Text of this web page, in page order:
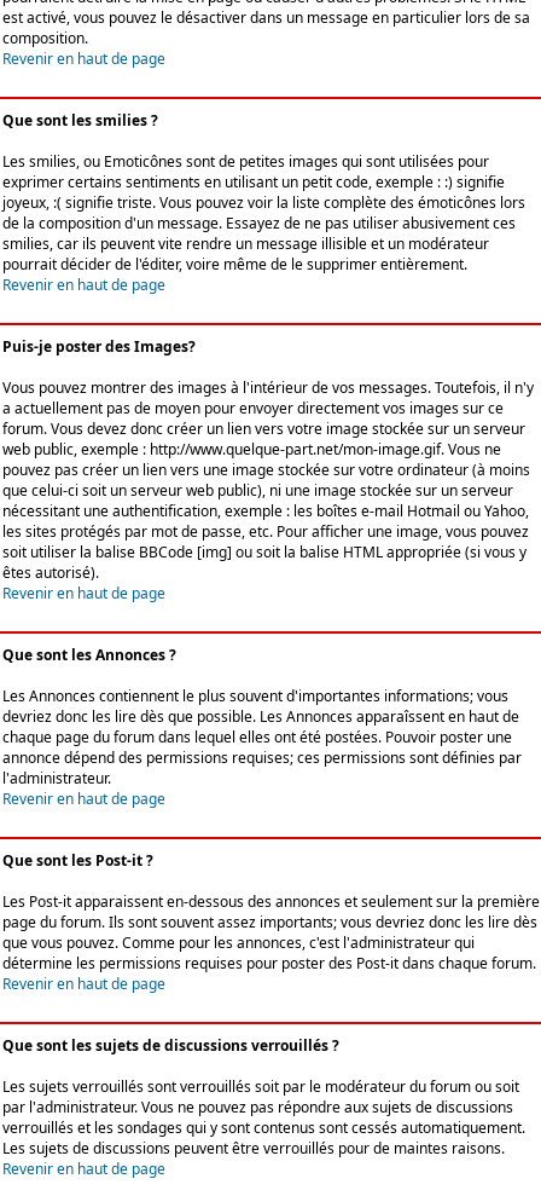
est activé, vous pouvez le désactiver dans un message en particulier lors de sa
composition.
Revenir en haut de page
Que sont les smilies ?
Les smilies, ou Emoticônes sont de petites images qui sont utilisées pour
exprimer certains sentiments en utilisant un petit code, exemple : :) signifie
joyeux, :( signifie triste. Vous pouvez voir la liste complète des émoticônes lors
de la composition d'un message. Essayez de ne pas utiliser abusivement ces
smilies, car ils peuvent vite rendre un message illisible et un modérateur
pourrait décider de l'éditer, voire même de le supprimer entièrement.
Revenir en haut de page
Puis-je poster des Images?
Vous pouvez montrer des images à l'intérieur de vos messages. Toutefois, il n'y
a actuellement pas de moyen pour envoyer directement vos images sur ce
forum. Vous devez donc créer un lien vers votre image stockée sur un serveur
web public, exemple : http://www.quelque-part.net/mon-image.gif. Vous ne
pouvez pas créer un lien vers une image stockée sur votre ordinateur (à moins
que celui-ci soit un serveur web public), ni une image stockée sur un serveur
nécessitant une authentification, exemple : les boîtes e-mail Hotmail ou Yahoo,
les sites protégés par mot de passe, etc. Pour afficher une image, vous pouvez
soit utiliser la balise BBCode [img] ou soit la balise HTML appropriée (si vous y
êtes autorisé).
Revenir en haut de page
Que sont les Annonces ?
Les Annonces contiennent le plus souvent d'importantes informations; vous
devriez donc les lire dès que possible. Les Annonces apparaîssent en haut de
chaque page du forum dans lequel elles ont été postées. Pouvoir poster une
annonce dépend des permissions requises; ces permissions sont définies par
l'administrateur.
Revenir en haut de page
Que sont les Post-it ?
Les Post-it apparaissent en-dessous des annonces et seulement sur la première
page du forum. Ils sont souvent assez importants; vous devriez donc les lire dès
que vous pouvez. Comme pour les annonces, c'est l'administrateur qui
détermine les permissions requises pour poster des Post-it dans chaque forum.
Revenir en haut de page
Que sont les sujets de discussions verrouillés ?
Les sujets verrouillés sont verrouillés soit par le modérateur du forum ou soit
par l'administrateur. Vous ne pouvez pas répondre aux sujets de discussions
verrouillés et les sondages qui y sont contenus sont cessés automatiquement.
Les sujets de discussions peuvent être verrouillés pour de maintes raisons.
Revenir en haut de page